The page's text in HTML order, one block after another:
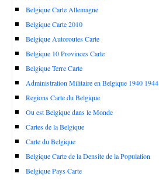
Belgique Carte Allemagne
Belgique Carte 2010
Belgique Autoroutes Carte
Belgique 10 Provinces Carte
Belgique Terre Carte
Administration Militaire en Belgique 1940 1944
Regions Carte du Belgique
Ou est Belgique dans le Monde
Cartes de la Belgique
Carte du Belgique
Belgique Carte de la Densite de la Population
Belgique Pays Carte